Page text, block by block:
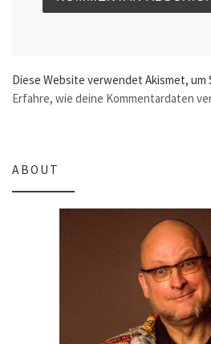
Diese Website verwendet Akismet, um
Erfahre, wie deine Kommentardaten
ABOUT